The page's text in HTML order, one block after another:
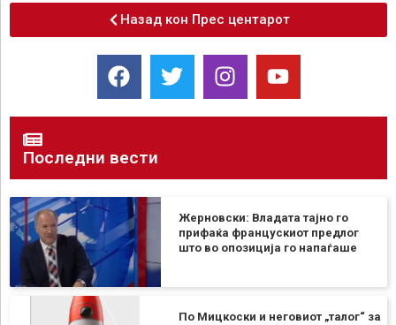
Назад кон Прес центарот
Последни вести
Жерновски: Владата тајно го
прифаќа францускиот предлог
што во опозиција го напаѓаше
По Мицкоски и неговиот „талог“ за